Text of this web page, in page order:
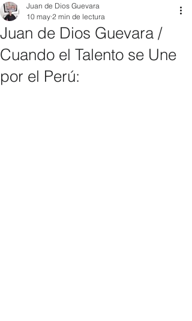
Juan de Dios Guevara /
Cuando el Talento se Une
por el Perú:
Juan de Dios Guevara
10 may 2 min de lectura